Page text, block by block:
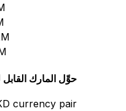
حوِّل المارك القابل
currency pair